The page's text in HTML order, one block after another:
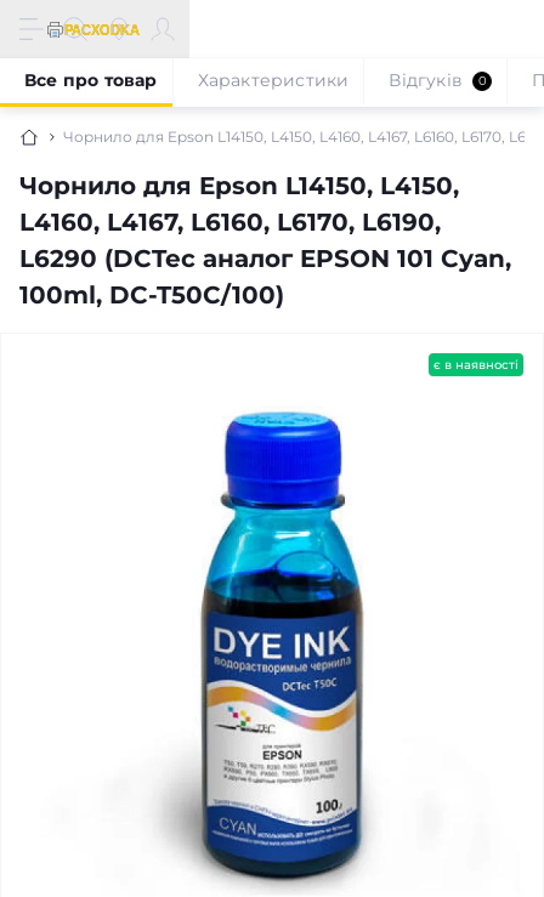
Чорнило для Epson L14150, L4150, L4160, L4167, L6160, L6170,
Чорнило для Epson L14150, L4150,
L4160, L4167, L6160, L6170, L6190,
L6290 (DCTec аналог EPSON 101 Cyan,
100ml, DC-T50C/100)
Все про товар Характеристики Відгуків 0
є в наявності